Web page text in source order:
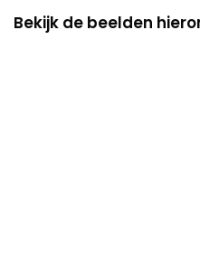
Bekijk de beelden